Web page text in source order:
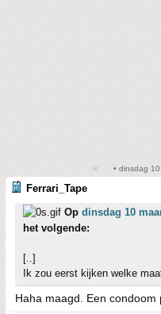
• dinsdag
Ferrari_Tape
Op dinsdag 10
het volgende:
[..]
Ik zou eerst kijken welke
Haha maagd. Een condoom